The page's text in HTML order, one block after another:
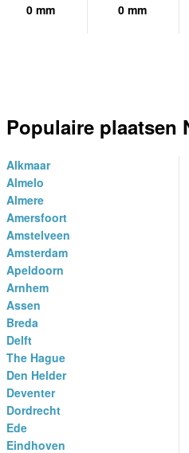
0 mm 0 mm
Populaire plaatsen
Alkmaar
Almelo
Almere
Amersfoort
Amstelveen
Amsterdam
Apeldoorn
Arnhem
Assen
Breda
Delft
The Hague
Den Helder
Deventer
Dordrecht
Ede
Eindhoven